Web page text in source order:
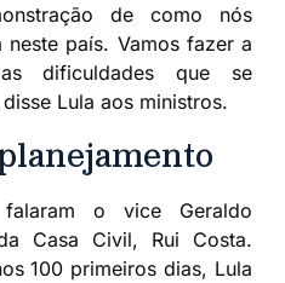
de como nós
país. Vamos fazer a
dificuldades que se
Lula aos ministros.
o vice Geraldo
Casa Civil, Rui Costa.
100 primeiros dias, Lula